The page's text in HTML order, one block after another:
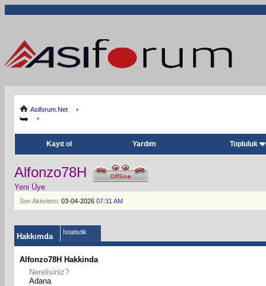
Asiforum.Net
Kayıt ol Yardım Topluluk
Alfonzo78H
Yeni Üye
Son Aktivitesi: 03-04-2026 07:31 AM
Hakkımda İstatistik
Alfonzo78H Hakkinda
Nerelisiniz?
Adana